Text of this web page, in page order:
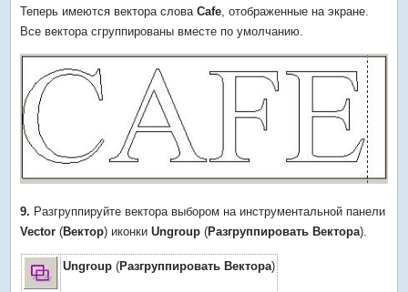
Теперь имеются вектора словаCafe, отображенные на экране.
Все вектора сгруппированы вместе по умолчанию.
9. Разгруппируйте вектора выбором на инструментальной панели
Vector (Вектор) иконкиUngroup(Разгруппировать Вектора).
Ungroup(Разгруппировать Вектора)